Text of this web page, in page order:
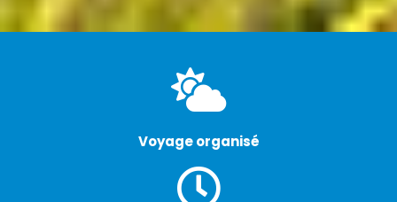
Voyage organisé